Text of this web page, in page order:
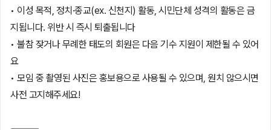
• 이성 목적, 정치·종교(ex. 신천지) 활동, 시민단체 성격의 활동은 금
지됩니다. 위반 시 즉시 퇴출됩니다
• 불참 잦거나 무례한 태도의 회원은 다음 기수 지원이 제한될 수 있어
요
• 모임 중 촬영된 사진은 홍보용으로 사용될 수 있으며, 원치 않으시면
사전 고지해주세요!